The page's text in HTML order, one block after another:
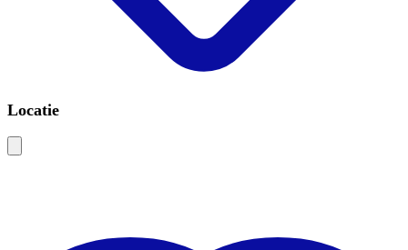
Locatie